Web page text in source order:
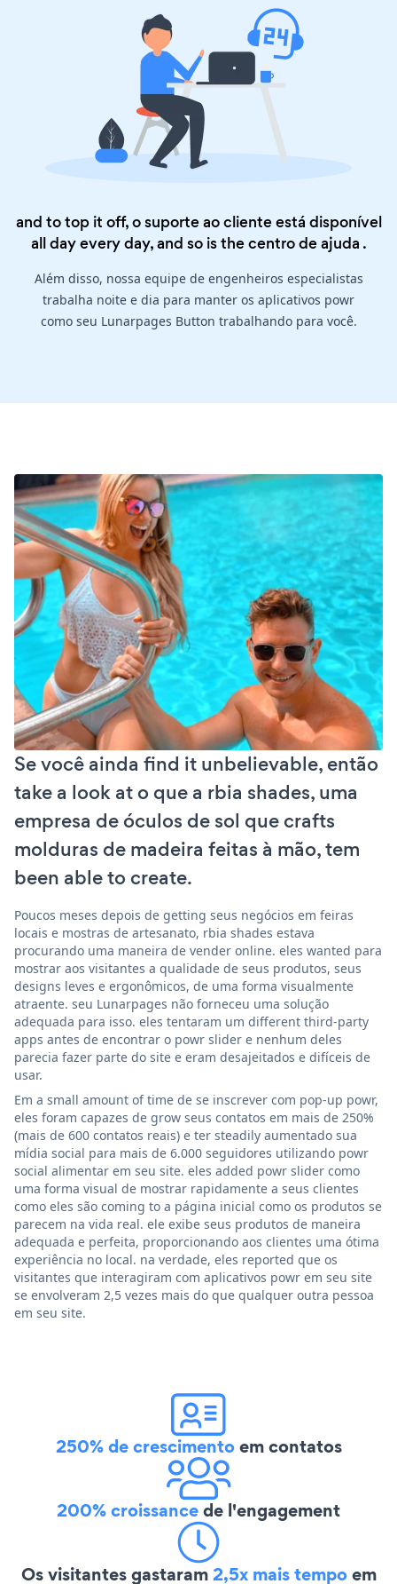
and to top it off, o suporte ao cliente está disponível
all day every day, and so is thecentro de ajuda .
Além disso, nossa equipe de engenheiros especialistas
trabalha noite e dia para manter os aplicativos powr
como seu Lunarpages Button trabalhando para você.
Se você ainda find it unbelievable, então
take a look at o que a rbia shades, uma
empresa de óculos de sol que crafts
molduras de madeira feitas à mão, tem
been able to create.
Poucos meses depois de getting seus negócios em feiras
locais e mostras de artesanato, rbia shades estava
procurando uma maneira de vender online. eles wanted para
mostrar aos visitantes a qualidade de seus produtos, seus
designs leves e ergonômicos, de uma forma visualmente
atraente. seu Lunarpages não forneceu uma solução
adequada para isso. eles tentaram um different third-party
apps antes de encontrar o powr slider e nenhum deles
parecia fazer parte do site e eram desajeitados e difíceis de
usar.
Em a small amount of time de se inscrever com pop-up powr,
eles foram capazes de grow seus contatos em mais de 250%
(mais de 600 contatos reais) e ter steadily aumentado sua
mídia social para mais de 6.000 seguidores utilizando powr
social alimentar em seu site. eles added powr slider como
uma forma visual de mostrar rapidamente a seus clientes
como eles são coming to a página inicial como os produtos se
parecem na vida real. ele exibe seus produtos de maneira
adequada e perfeita, proporcionando aos clientes uma ótima
experiência no local. na verdade, eles reported que os
visitantes que interagiram com aplicativos powr em seu site
se envolveram 2,5 vezes mais do que qualquer outra pessoa
em seu site.
250% de crescimentoem contatos
200% croissancede l'engagement
Os visitantes gastaram2,5x mais tempoem